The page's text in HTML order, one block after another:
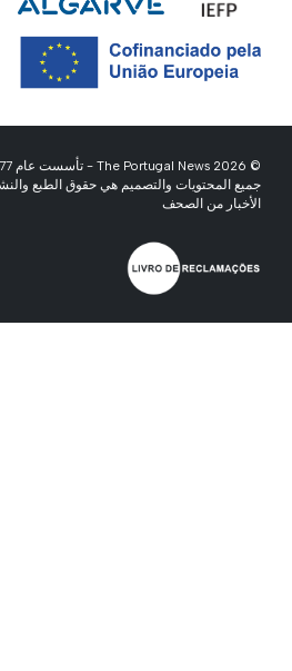
© 2026 The Portugal News - تأسست عام 1977
الأخبار من الصحف